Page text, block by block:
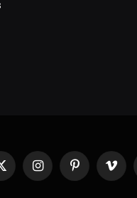
X
(Twitter)
InstagramPinterestVimeo